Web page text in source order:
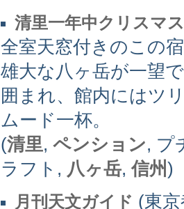
清里一年中クリスマ
全室天窓付きのこの
雄大な八ヶ岳が一望
囲まれ、館内にはツ
ムード一杯。
(清里, ペンション, プ
ラフト, 八ヶ岳,信州)
月刊天文ガイド (東